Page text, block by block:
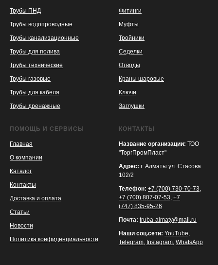
Трубы ПНД
Трубы водопроводные
Трубы канализационные
Трубы для полива
Трубы технические
Трубы газовые
Трубы для кабеля
Трубы дренажные
Фитинги
Муфты
Тройники
Седелки
Отводы
Краны шаровые
Ключи
Заглушки
ПОМОЩЬ И СЕРВИСЫ
Главная
О компании
Каталог
Контакты
Доставка и оплата
Статьи
Новости
Политика конфиденциальности
КОНТАКТЫ
Название организации: ТОО
"ТоргПромПласт"
Адрес: г. Алматы ул. Стасова
102/2
Телефон: +7 (700) 730-70-73,
+7 (700) 807-07-53, +7
(747) 835-95-26
Почта: truba-almaty@mail.ru
Наши соц.сети: YouTube,
Telegram, Instagram, WhatsApp